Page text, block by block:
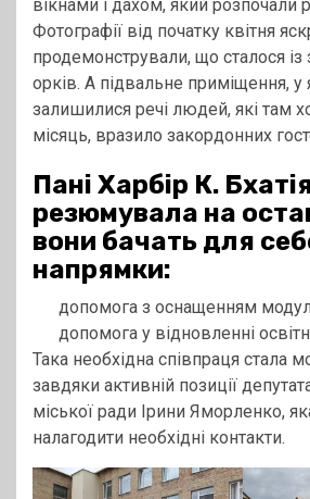
вікнами і дахом, який розпочали
Фотографії від початку квітня
продемонстрували, що сталося із
орків. А підвальне приміщення, у
залишилися речі людей, які там
місяць, вразило закордонних
Пані Харбір К.
резюмувала на
вони бачать для
напрямки:
допомога з оснащенням
допомога у відновленні
Така необхідна співпраця стала
завдяки активній позиції
міської ради Ірини Яморленко,
налагодити необхідні контакти.